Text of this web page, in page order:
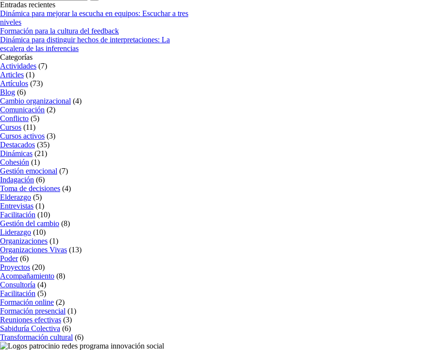
Entradas recientes
Dinámica para mejorar la escucha en equipos: Escuchar a tres
niveles
Formación para la cultura del feedback
Dinámica para distinguir hechos de interpretaciones: La
escalera de las inferencias
Categorías
Actividades (7)
Articles (1)
Artículos (73)
Blog (6)
Cambio organizacional (4)
Comunicación (2)
Conflicto (5)
Cursos (11)
Cursos activos (3)
Destacados (35)
Dinámicas (21)
Cohesión (1)
Gestión emocional (7)
Indagación (6)
Toma de decisiones (4)
Elderazgo (5)
Entrevistas (1)
Facilitación (10)
Gestión del cambio (8)
Liderazgo (10)
Organizaciones (1)
Organizaciones Vivas (13)
Poder(6)
Proyectos (20)
Acompañamiento (8)
Consultoría (4)
Facilitación (5)
Formación online (2)
Formación presencial (1)
Reuniones efectivas (3)
Sabiduría Colectiva (6)
Transformación cultural (6)